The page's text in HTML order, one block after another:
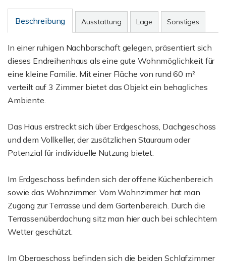
Beschreibung Ausstattung Lage Sonstiges
In einer ruhigen Nachbarschaft gelegen, präsentiert sich
dieses Endreihenhaus als eine gute Wohnmöglichkeit für
eine kleine Familie. Mit einer Fläche von rund 60 m²
verteilt auf 3 Zimmer bietet das Objekt ein behagliches
Ambiente.
Das Haus erstreckt sich über Erdgeschoss, Dachgeschoss
und dem Vollkeller, der zusätzlichen Stauraum oder
Potenzial für individuelle Nutzung bietet.
Im Erdgeschoss befinden sich der offene Küchenbereich
sowie das Wohnzimmer. Vom Wohnzimmer hat man
Zugang zur Terrasse und dem Gartenbereich. Durch die
Terrassenüberdachung sitz man hier auch bei schlechtem
Wetter geschützt.
Im Obergeschoss befinden sich die beiden Schlafzimmer